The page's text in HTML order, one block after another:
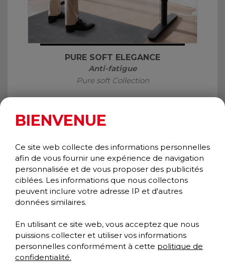
PURE SOFT ELEGANCE
Anti-fatigue
Pure soft Collection
BIENVENUE
Ce site web collecte des informations personnelles
afin de vous fournir une expérience de navigation
personnalisée et de vous proposer des publicités
ciblées. Les informations que nous collectons
peuvent inclure votre adresse IP et d'autres
données similaires.
En utilisant ce site web, vous acceptez que nous
puissions collecter et utiliser vos informations
personnelles conformément à cette politique de
confidentialité.